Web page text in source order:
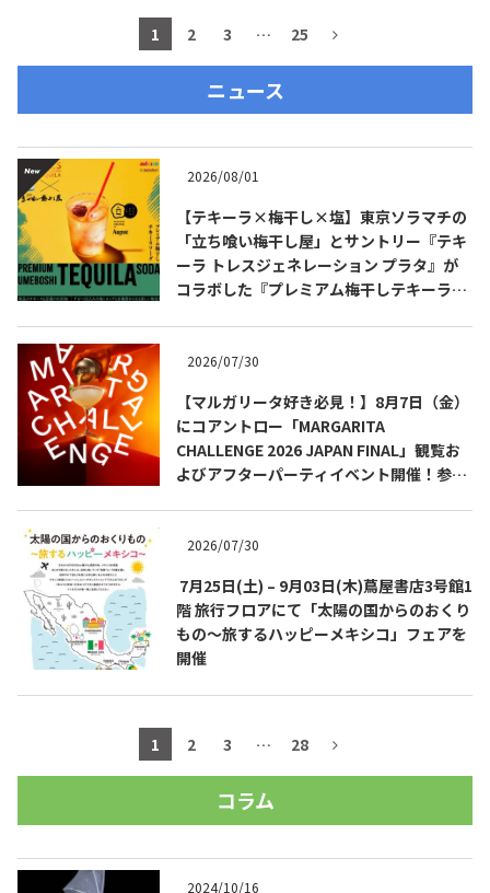
1 2 3 … 25
ニュース
2026/08/01
【テキーラ×梅干し×塩】東京ソラマチの
「立ち喰い梅干し屋」とサントリー『テキ
ーラ トレスジェネレーション プラタ』が
コラボした『プレミアム梅干しテキーラソ
2026/07/30
【マルガリータ好き必見！】8月7日（金）
にコアントロー「MARGARITA
CHALLENGE 2026 JAPAN FINAL」観覧お
よびアフターパーティイベント開催！参加
2026/07/30
7月25日(土) – 9月03日(木)蔦屋書店3号館1
階 旅行フロアにて「太陽の国からのおくり
もの～旅するハッピーメキシコ」フェアを
開催
1 2 3 … 28
コラム
2024/10/16